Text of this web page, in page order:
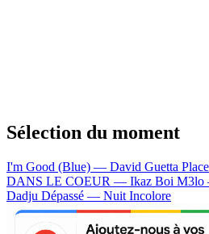
Sélection du moment
I'm Good (Blue) — David Guetta
DANS LE COEUR — Ikaz Boi M3lo
Dadju Dépassé — Nuit Incolore